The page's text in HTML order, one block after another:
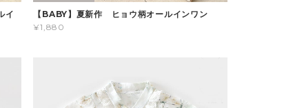
イ
【BABY】夏新作 ヒョウ柄オールインワン
¥1,880